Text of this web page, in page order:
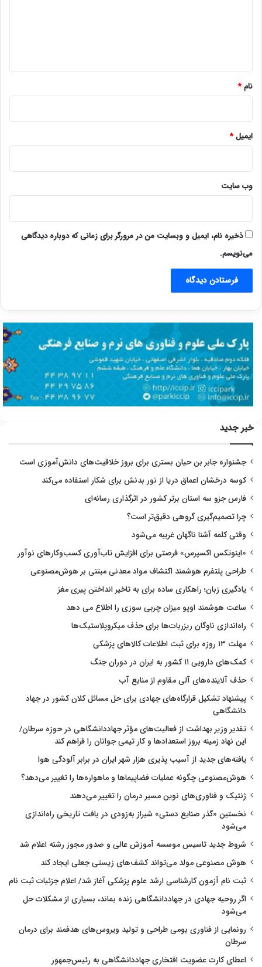
نام*
ایمیل*
وب‌ سایت
ذخیره نام، ایمیل و وبسایت من در مرورگر برای زمانی که دوباره دیدگاهی
می‌نویسم.
خبر جدید
جشنواره جابر بن حیان بستری برای بروز خلاقیت‌های دانش‌آموزی است
کوسه درخشان اعماق دریا از نور بدنش برای شکار استفاده می‌کند
فارس جزو سه استان برتر کشور در اثرگذاری رسانه‌ای
چرا تصمیم‌گیری گروهی دقیق‌تر است؟
وقتی کلمه آشنا ناگهان غریبه می‌شود
«اینوتکس اکسپرس» فرصتی برای افزایش تاب‌آوری کسب‌وکارهای نوآور
طراحی پلتفرم هوشمند اکتشاف مواد معدنی مبتنی بر هوش‌مصنوعی
یادگیری زبان؛ راهکاری ساده برای به تاخیر انداختن پیری مغز
ساعت هوشمند اوپو میزان چربی سوزی را اطلاع می دهد
راه‌اندازی ناوگان ریزربات‌ها برای حذف میکروپلاستیک‌ها
مهلت ۱۳ روزه برای ثبت اطلاعات کالاهای پزشکی
کمک‌های دارویی ۱۱ کشور به ایران در دوران جنگ
حذف آلاینده‌های آلی مقاوم از منابع آب
پیشنهاد تشکیل قرارگاه‌های جهادی برای حل مسائل کلان کشور در جهاد
دانشگاهی
تقدیر وزیر بهداشت از فعالیت‌های مؤثر جهاددانشگاهی در حوزه سرطان/
این نهاد زمینه بروز استعدادها و کار تیمی جوانان را فراهم کند
یافته‌های جدید از آسیب پذیری هزار شهر ایران در برابر آلودگی هوا
هوش‌مصنوعی چگونه عملیات فضاپیماها و ماهواره‌ها را تغییر می‌دهد؟
ژنتیک و فناوری‌های نوین مسیر درمان را تغییر می‌دهند
نخستین «گذر صنایع دستی» شیراز به‌زودی در بافت تاریخی راه‌اندازی
می‌شود
شروط جدید تاسیس موسسه آموزش عالی و صدور مجوز رشته اعلام شد
هوش مصنوعی مولد می‌تواند کشف‌های زیستی جعلی ایجاد کند
ثبت نام آزمون کارشناسی ارشد علوم پزشکی آغاز شد/ اعلام جزئیات ثبت نام
اگر روحیه جهادی در جهاددانشگاهی زنده بماند، بسیاری از مشکلات حل
می‌شود
رونمایی از فناوری بومی طراحی و تولید ویروس‌های هدفمند برای درمان
سرطان
اعطای کارت عضویت افتخاری جهاددانشگاهی به رئیس‌جمهور